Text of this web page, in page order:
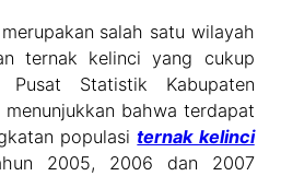
salah satu wilayah
ternak kelinci yang cukup
Statistik Kabupaten
bahwa terdapat
populasiternak kelinci
2005, 2006 dan 2007